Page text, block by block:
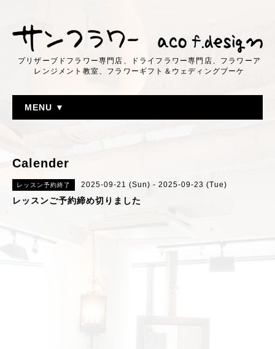
プリザーブドフラワー専門店、ドライフラワー専門店、フラワーア
レンジメント教室、フラワーギフト＆ウェディングブーケ
MENU ▼
Calender
レッスン予約終了 2025-09-21 (Sun) - 2025-09-23 (Tue)
レッスンご予約締め切りました